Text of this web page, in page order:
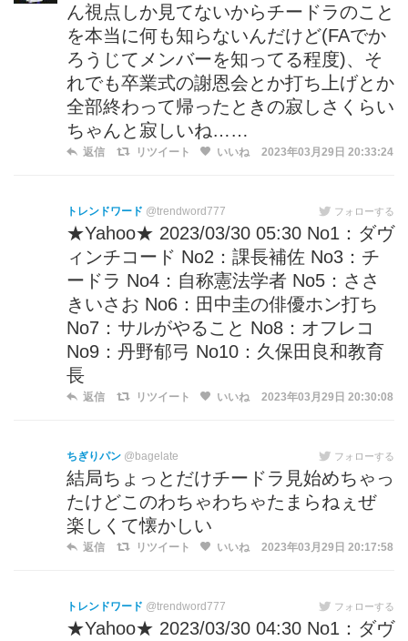
ん視点しか見てないからチードラのこと
を本当に何も知らないんだけど(FAでか
ろうじてメンバーを知ってる程度)、そ
れでも卒業式の謝恩会とか打ち上げとか
全部終わって帰ったときの寂しさくらい
ちゃんと寂しいね……
返信 リツイート いいね 2023年03月29日 20:33:24
トレンドワード @trendword777 フォローする
★Yahoo★ 2023/03/30 05:30 No1：ダヴ
ィンチコード No2：課長補佐 No3：チ
ードラ No4：自称憲法学者 No5：ささ
きいさお No6：田中圭の俳優ホン打ち
No7：サルがやること No8：オフレコ
No9：丹野郁弓 No10：久保田良和教育
長
返信 リツイート いいね 2023年03月29日 20:30:08
ちぎりパン @bagelate フォローする
結局ちょっとだけチードラ見始めちゃっ
たけどこのわちゃわちゃたまらねぇぜ
楽しくて懐かしい
返信 リツイート いいね 2023年03月29日 20:17:58
トレンドワード @trendword777 フォローする
★Yahoo★ 2023/03/30 04:30 No1：ダヴ